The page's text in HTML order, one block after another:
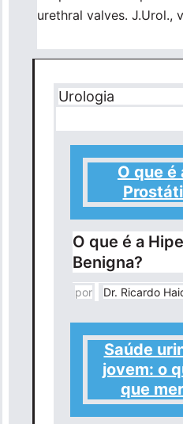
urethral valves. J.Urol.,
Urologia
O que é
O que é a
Benigna?
por Dr. Ricardo
Saúde
jovem: o
que